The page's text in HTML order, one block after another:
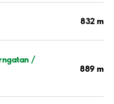
832 m
/
889 m